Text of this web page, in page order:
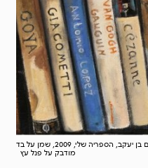
אנסטסיה רוזנבלום בן יעקב, הספריה שלי, 2009, שמן על בד
מודבק על פנל עץ